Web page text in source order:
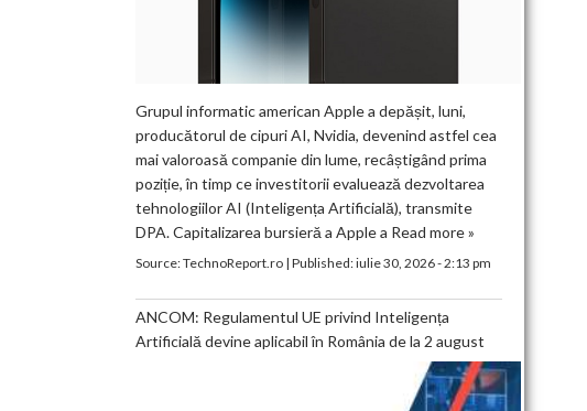
Grupul informatic american Apple a depășit, luni,
producătorul de cipuri AI, Nvidia, devenind astfel cea
mai valoroasă companie din lume, recâștigând prima
poziție, în timp ce investitorii evaluează dezvoltarea
tehnologiilor AI (Inteligența Artificială), transmite
DPA. Capitalizarea bursieră a Apple a Read more »
Source:TechnoReport.ro| Published:iulie 30, 2026 - 2:13 pm
ANCOM: Regulamentul UE privind Inteligența
Artificială devine aplicabil în România de la 2 august